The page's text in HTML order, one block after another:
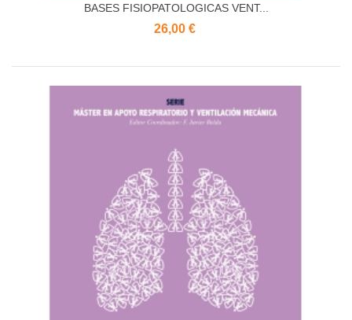
BASES FISIOPATOLOGICAS VENT...
26,00 €